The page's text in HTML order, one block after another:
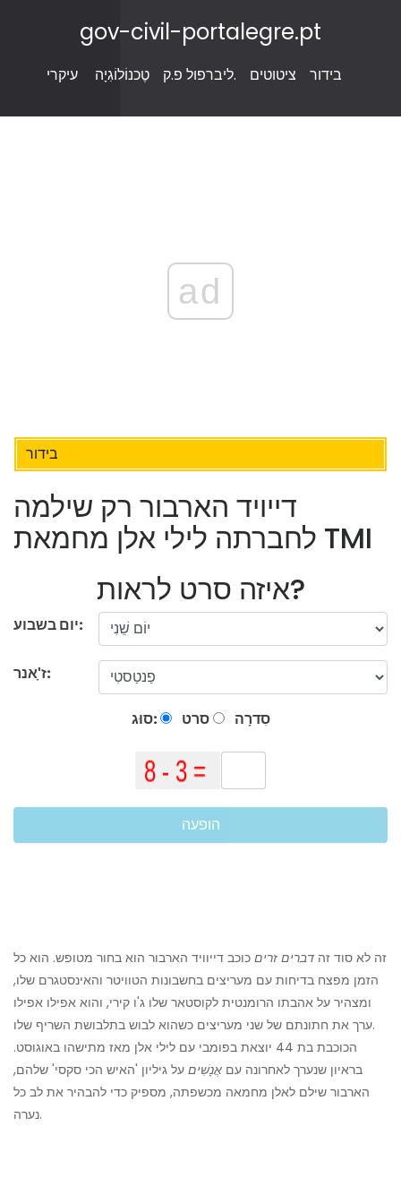
gov-civil-portalegre.pt
עיקרי טֶכנוֹלוֹגִיָה ליברפול פ.ק. ציטוטים בידור
ad
בידור
דייויד הארבור רק שילמה
לחברתה לילי אלן מחמאת TMI
איזה סרט לראות?
יום בשבוע:
ז'ָאנר:
סוּג: סרט סִדרָה
הופעה
זה לא סוד זהדברים זרים כוכב דייוויד הארבור הוא בחור מטופש. הוא כל
הזמן מפצח בדיחות עם מעריצים בחשבונות הטוויטר והאינסטגרם שלו,
ומצהיר על אהבתו הרומנטית לקוסטאר שלו ג'ו קירי, והוא אפילו אפילו
ערך את חתונתם של שני מעריצים כשהוא לבוש בתלבושת השריף שלו.
הכוכבת בת 44 יוצאת בפומבי עם לילי אלן מאז מתישהו באוגוסט.
בראיון שנערך לאחרונה עם אֲנָשִׁים על גיליון 'האיש הכי סקסי' שלהם,
הארבור שילם לאלן מחמאה מכשפתה, מספיק כדי להבהיר את לב כל
נערה.